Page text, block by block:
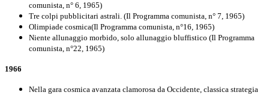
comunista, n° 6, 1965)
Tre colpi pubblicitari astrali. (Il Programma comunista, n° 7, 1965)
Olimpiade cosmica(Il Programma comunista, n°16, 1965)
Niente allunaggio morbido, solo allunaggio bluffistico (Il Programma
comunista, n°22, 1965)
1966
Nella gara cosmica avanzata clamorosa da Occidente, classica strategia